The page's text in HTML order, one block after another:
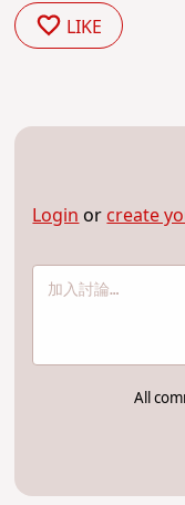
LIKE
Login or create
All